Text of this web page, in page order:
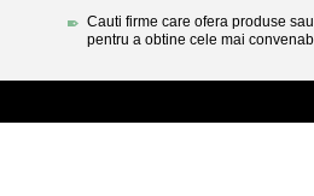
Cauti firme care ofera produse
pentru a obtine cele mai